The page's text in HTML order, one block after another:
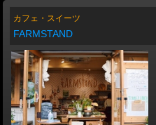
カフェ・スイーツ
FARMSTAND